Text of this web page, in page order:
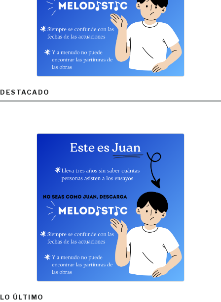
DESTACADO
LO ÚLTIMO